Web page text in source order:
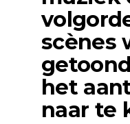
scènes
het
naar te